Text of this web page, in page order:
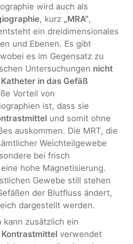
wird auch als
, kurz „MRA“,
ein dreidimensionales
und Ebenen. Es gibt
es im Gegensatz zu
Untersuchungen nicht
in das Gefäß
Vorteil von
ist, dass sie
und somit ohne
auskommen. Die MRT, die
Weichteilgewebe
bei frisch
hohe Magnetisierung.
Gewebe still stehen
der Blutfluss ändert,
dargestellt werden.
kann zusätzlich ein
verwendet